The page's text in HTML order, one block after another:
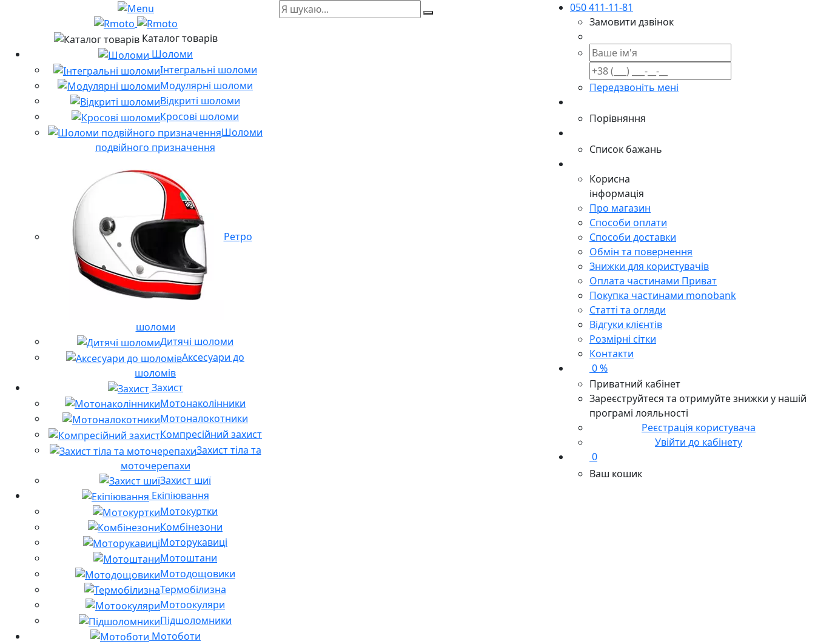
Каталог товарів
Шоломи
Інтегральні шоломи
Модулярні шоломи
Відкриті шоломи
Кросові шоломи
Шоломи
подвійного призначення
Ретро
шоломи
Дитячі шоломи
Аксесуари до
шоломів
Захист
Мотонаколінники
Мотоналокотники
Компресійний захист
Захист тіла та
моточерепахи
Захист шиї
Екіпіювання
Мотокуртки
Комбінезони
Моторукавиці
Мотоштани
Мотодощовики
Термобілизна
Мотоокуляри
Підшоломники
Мотоботи
050 411-11-81
Замовити дзвінок
Передзвоніть мені
Порівняння
Список бажань
Корисна
інформація
Про магазин
Способи оплати
Способи доставки
Обмін та повернення
Знижки для користувачів
Оплата частинами Приват
Покупка частинами monobank
Статті та огляди
Відгуки клієнтів
Розмірні сітки
Контакти
0 %
Приватний кабінет
Зареєструйтеся та отримуйте знижки у нашій
програмі лояльності
Реєстрація користувача
Увійти до кабінету
0
Ваш кошик